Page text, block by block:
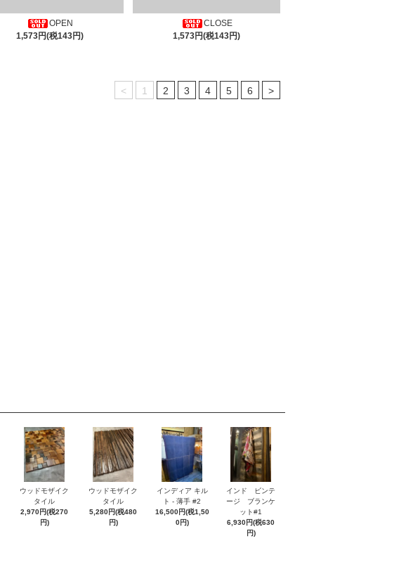
OPEN
1,573円(税143円)
CLOSE
1,573円(税143円)
< 1 2 3 4 5 6 >
ウッドモザイク
タイル
2,970円(税270
円)
ウッドモザイク
タイル
5,280円(税480
円)
インディア キル
ト - 薄手 #2
16,500円(税1,50
0円)
インド ビンテ
ージ ブランケ
ット#1
6,930円(税630
円)